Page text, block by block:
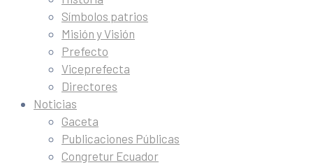
Símbolos patrios
Misión y Visión
Prefecto
Viceprefecta
Directores
Noticias
Gaceta
Publicaciones Públicas
Congretur Ecuador